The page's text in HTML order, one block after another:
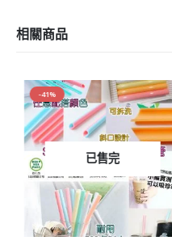
相關商品
-41%
已售完